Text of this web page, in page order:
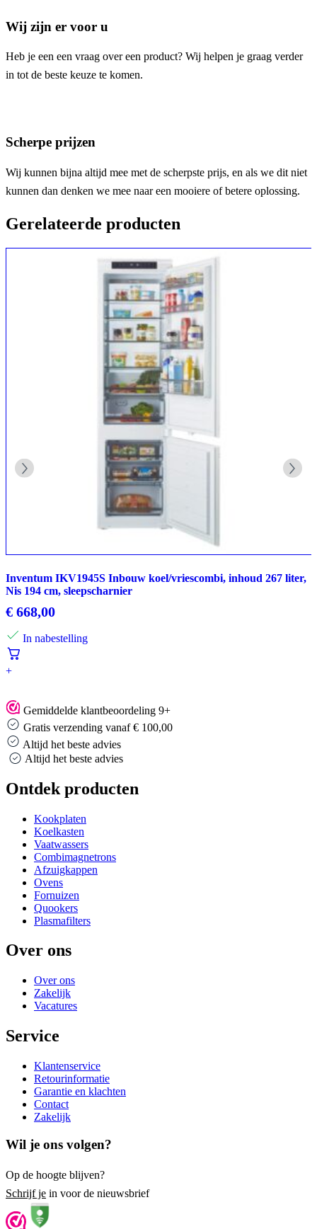
Wij zijn er voor u
Heb je een een vraag over een product? Wij helpen je graag verder
in tot de beste keuze te komen.
Scherpe prijzen
Wij kunnen bijna altijd mee met de scherpste prijs, en als we dit niet
kunnen dan denken we mee naar een mooiere of betere oplossing.
Gerelateerde producten
Inventum IKV1945S Inbouw koel/vriescombi, inhoud 267 liter,
Nis 194 cm, sleepscharnier
€ 668,00
In nabestelling
+
Gemiddelde klantbeoordeling 9+
Gratis verzending vanaf € 100,00
Altijd het beste advies
Altijd het beste advies
Ontdek producten
Kookplaten
Koelkasten
Vaatwassers
Combimagnetrons
Afzuigkappen
Ovens
Fornuizen
Quookers
Plasmafilters
Over ons
Over ons
Zakelijk
Vacatures
Service
Klantenservice
Retourinformatie
Garantie en klachten
Contact
Zakelijk
Wil je ons volgen?
Op de hoogte blijven?
Schrijf je in voor de nieuwsbrief